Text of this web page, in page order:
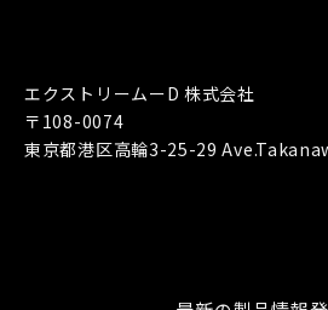
エクストリームーD 株式会社
〒108-0074
東京都港区高輪3-25-29